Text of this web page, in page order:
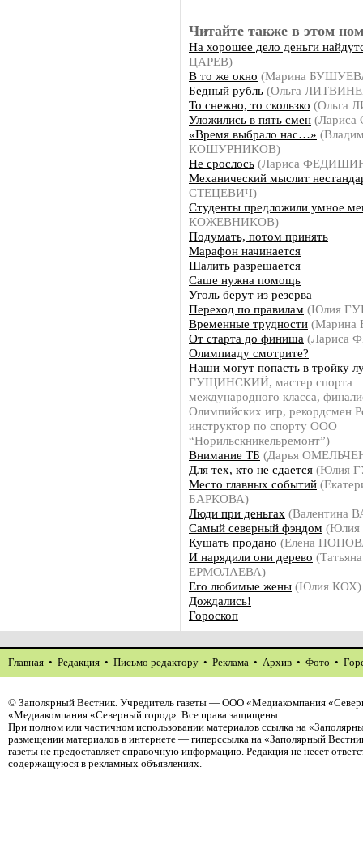
Читайте также в этом
На хорошее дело деньги
ЦАРЕВ)
В то же окно (Марина
Бедный рубль (Ольга
То снежно, то скользко (Ольга
Уложились в пять смен
«Время выбрало нас…»
КОШУРНИКОВ)
Не срослось (Лариса
Механический мыслит
СТЕЦЕВИЧ)
Студенты предложили умное
КОЖЕВНИКОВ)
Подумать, потом принять
Марафон начинается
Шалить разрешается
Саше нужна помощь
Уголь берут из резерва
Переход по правилам (Юлия
Временные трудности
От старта до финиша (Лариса
Олимпиаду смотрите?
Наши могут попасть в тройку
ГУЩИНСКИЙ, мастер спорта
международного класса,
Олимпийских игр, рекордсмен
инструктор по спорту ООО
“Норильскникельремонт”)
Внимание ТБ (Дарья
Для тех, кто не сдается (Юлия
Место главных событий
БАРКОВА)
Люди при деньгах (Валентина
Самый северный фэндом
Кушать продано (Елена
И нарядили они дерево (Татьяна
ЕРМОЛАЕВА)
Его любимые жены (Юлия КОХ)
Дождались!
Гороскоп
Главная • Редакция • Письмо редактору • Реклама • Архив • Фото •
© Заполярный Вестник. Учредитель газеты — ООО «Медиакомпания
«Медиакомпания «Северный город». Все права защищены.
При полном или частичном использовании материалов ссылка на
размещении материалов в интернете — гиперссылка на «Заполярный
газеты не предоставляет справочную информацию. Редакция не несет
содержащуюся в рекламных объявлениях.